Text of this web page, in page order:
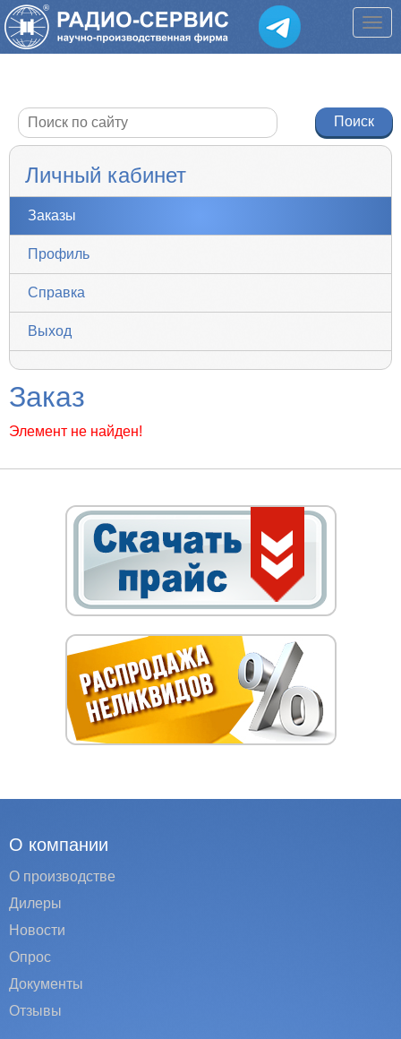
Личный кабинет
Заказы
Профиль
Справка
Выход
Заказ
Элемент не найден!
О компании
О производстве
Дилеры
Новости
Опрос
Документы
Отзывы